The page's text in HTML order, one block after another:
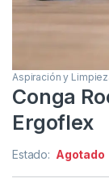
Aspiración y
Conga
Ergoflex
Estado: Agotado